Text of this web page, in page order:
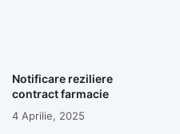
Notificare reziliere
contract farmacie
4 Aprilie, 2025